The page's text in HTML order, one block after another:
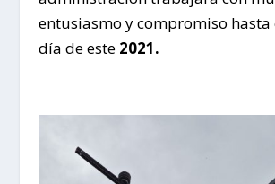
entusiasmo y compromiso
día de este 2021.